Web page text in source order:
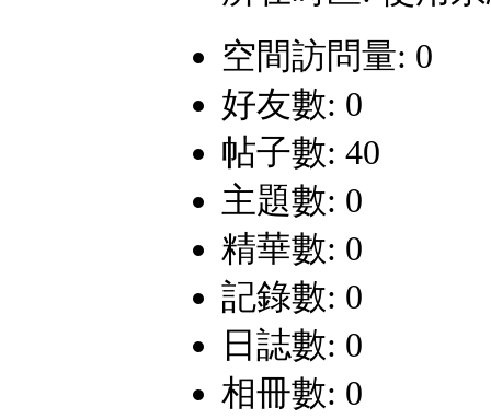
空間訪問量: 0
好友數: 0
帖子數: 40
主題數: 0
精華數: 0
記錄數: 0
日誌數: 0
相冊數: 0